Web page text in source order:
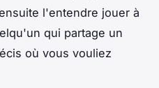
l'entendre jouer à
qui partage un
où vous vouliez